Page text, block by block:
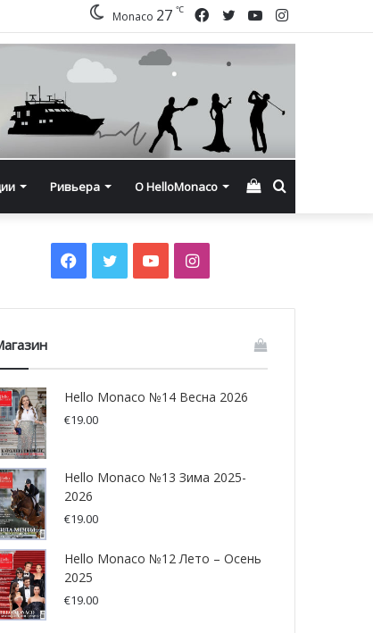
Instagram
YouTube
Twitter
Facebook
Monaco 27 ℃
Ривьера О HelloMonaco Смотреть
Facebook
TwitterYouTubeInstagram
Hello Monaco №14 Весна 2026
€19.00
Hello Monaco №13 Зима 2025-
2026
€19.00
Hello Monaco №12 Лето – Осень
2025
€19.00